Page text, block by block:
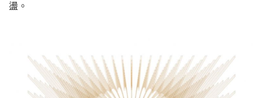
盪。